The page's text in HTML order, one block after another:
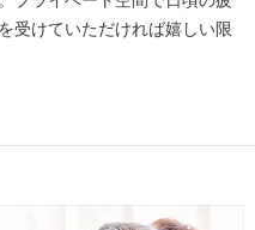
受けていただければ嬉しい限